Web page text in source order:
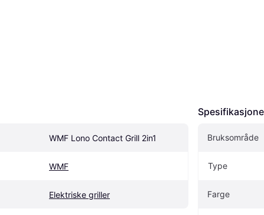
WMF Lono Contact Grill 2in1
WMF
Elektriske griller
Bruksområde
Type
Farge